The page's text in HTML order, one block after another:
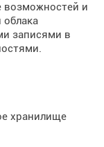
возможностей и
записями в
хранилище